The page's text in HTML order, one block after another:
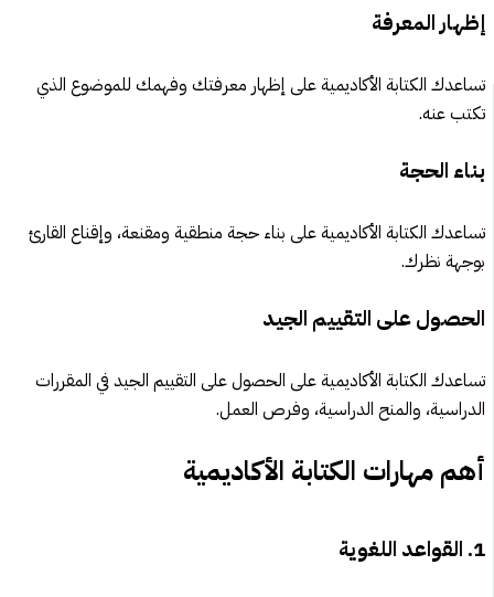
إظهار المعرفة
تساعدك الكتابة الأكاديمية على إظهار معرفتك وفهمك للموضوع الذي
تكتب عنه.
بناء الحجة
تساعدك الكتابة الأكاديمية على بناء حجة منطقية ومقنعة، وإقناع القارئ
بوجهة نظرك.
الحصول على التقييم الجيد
تساعدك الكتابة الأكاديمية على الحصول على التقييم الجيد في المقررات
الدراسية، والمنح الدراسية، وفرص العمل.
أهم مهارات الكتابة الأكاديمية
1. القواعد اللغوية